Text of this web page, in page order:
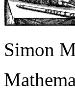
Simon